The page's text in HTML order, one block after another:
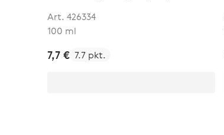
Art. 426334
100 ml
7,7 € 7.7 pkt.